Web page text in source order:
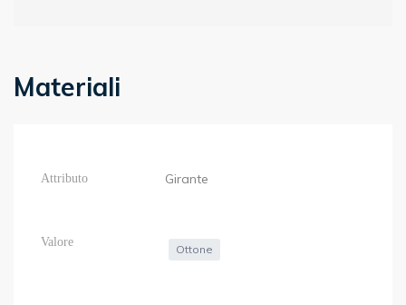
Materiali
Girante
Ottone